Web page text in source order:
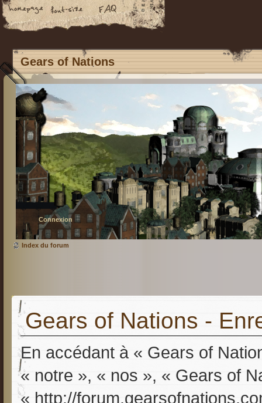
Gears of Nations
Connexion
Index du forum
Gears of Nations -
En accédant à « Gears of
« notre », « nos », « Gears of
« http://